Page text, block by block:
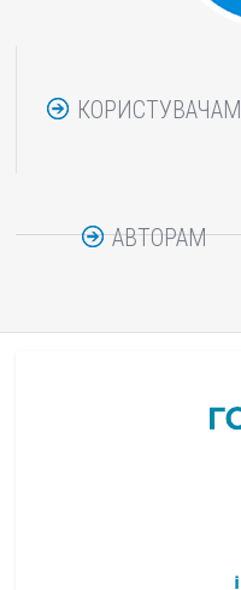
КОРИСТУВАЧАМ
АВТОРАМ